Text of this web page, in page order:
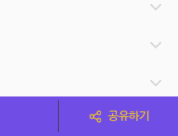
공유하기